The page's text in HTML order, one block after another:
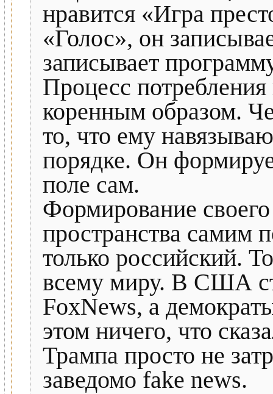
нравится «Игра
«Голос», он
записывает
Процесс
коренным образом.
то, что ему
порядке. Он
поле сам.
Формирование
пространства самим
только российский.
всему миру. В США
FoxNews, а
этом ничего, что
Трампа просто не
заведомо fake news.